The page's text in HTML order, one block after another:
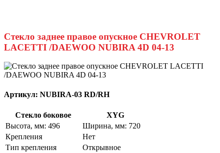
Стекло заднее правое опускное CHEVROLET
LACETTI /DAEWOO NUBIRA 4D 04-13
Артикул: NUBIRA-03 RD/RH
Стекло боковое
XYG
Высота, мм: 496
Ширина, мм: 720
Крепления
Нет
Тип крепления
Открывное